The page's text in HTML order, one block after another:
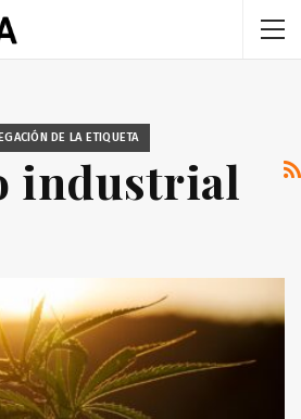
DE LA ETIQUETA
industrial